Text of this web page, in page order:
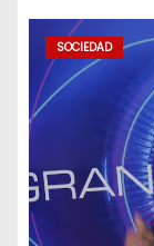
SOCIEDAD